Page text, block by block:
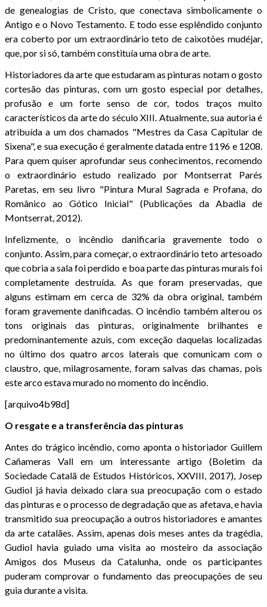
de genealogias de Cristo, que conectava simbolicamente o
Antigo e o Novo Testamento. E todo esse esplêndido conjunto
era coberto por um extraordinário teto de caixotões mudéjar,
que, por si só, também constituía uma obra de arte.
Historiadores da arte que estudaram as pinturas notam o gosto
cortesão das pinturas, com um gosto especial por detalhes,
profusão e um forte senso de cor, todos traços muito
característicos da arte do século XIII. Atualmente, sua autoria é
atribuída a um dos chamados "Mestres da Casa Capitular de
Sixena", e sua execução é geralmente datada entre 1196 e 1208.
Para quem quiser aprofundar seus conhecimentos, recomendo
o extraordinário estudo realizado por Montserrat Parés
Paretas, em seu livro "Pintura Mural Sagrada e Profana, do
Românico ao Gótico Inicial" (Publicações da Abadia de
Montserrat, 2012).
Infelizmente, o incêndio danificaria gravemente todo o
conjunto. Assim, para começar, o extraordinário teto artesoado
que cobria a sala foi perdido e boa parte das pinturas murais foi
completamente destruída. As que foram preservadas, que
alguns estimam em cerca de 32% da obra original, também
foram gravemente danificadas. O incêndio também alterou os
tons originais das pinturas, originalmente brilhantes e
predominantemente azuis, com exceção daquelas localizadas
no último dos quatro arcos laterais que comunicam com o
claustro, que, milagrosamente, foram salvas das chamas, pois
este arco estava murado no momento do incêndio.
[arquivo4b98d]
O resgate e a transferência das pinturas
Antes do trágico incêndio, como aponta o historiador Guillem
Cañameras Vall em um interessante artigo (Boletim da
Sociedade Catalã de Estudos Históricos, XXVIII, 2017), Josep
Gudiol já havia deixado clara sua preocupação com o estado
das pinturas e o processo de degradação que as afetava, e havia
transmitido sua preocupação a outros historiadores e amantes
da arte catalães. Assim, apenas dois meses antes da tragédia,
Gudiol havia guiado uma visita ao mosteiro da associação
Amigos dos Museus da Catalunha, onde os participantes
puderam comprovar o fundamento das preocupações de seu
guia durante a visita.